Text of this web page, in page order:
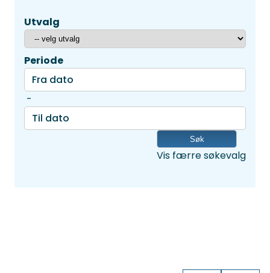
Utvalg
Periode
-
Vis færre søkevalg